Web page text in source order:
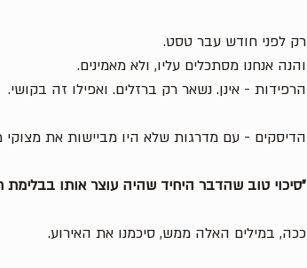
רק לפני חודש עבר טסט.
והנה אנחנו מסתכלים עליו, ולא מאמינים.
הרפידות - אינן. נשאר רק ברזלים. ואפילו זה בקושי.
הדיסקים - עם מדרגות שלא היו מביישות את
״סיכוי טוב שהדבר היחיד שהיה עוצר אותו
ככה, במילים האלה ממש, סיכמנו את האירוע.